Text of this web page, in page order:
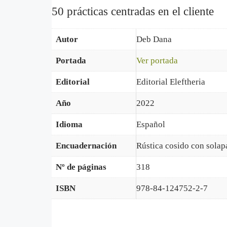
50 prácticas centradas en el cliente
Autor Deb Dana
Portada Ver portada
Editorial Editorial Eleftheria
Año 2022
Idioma Español
Encuadernación Rústica cosido con
Nº de páginas 318
ISBN 978-84-124752-2-7